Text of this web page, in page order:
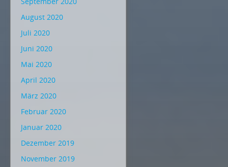
August 2020
Juli 2020
Juni 2020
Mai 2020
April 2020
März 2020
Februar 2020
Januar 2020
Dezember 2019
November 2019